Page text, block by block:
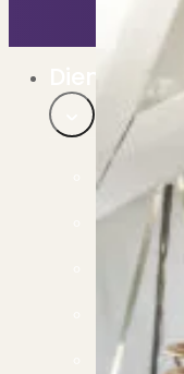
Bekijk ons
De
Diensten
Verkoop
Aankoop
Samen
Taxatie
Voldoe
Stille
Verkoop